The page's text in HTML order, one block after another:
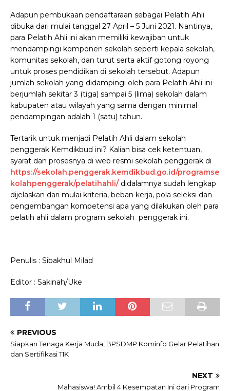
Adapun pembukaan pendaftaraan sebagai Pelatih Ahli
dibuka dari mulai tanggal 27 April – 5 Juni 2021. Nantinya,
para Pelatih Ahli ini akan memiliki kewajiban untuk
mendampingi komponen sekolah seperti kepala sekolah,
komunitas sekolah, dan turut serta aktif gotong royong
untuk proses pendidikan di sekolah tersebut. Adapun
jumlah sekolah yang didampingi oleh para Pelatih Ahli ini
berjumlah sekitar 3 (tiga) sampai 5 (lima) sekolah dalam
kabupaten atau wilayah yang sama dengan minimal
pendampingan adalah 1 (satu) tahun.
Tertarik untuk menjadi Pelatih Ahli dalam sekolah
penggerak Kemdikbud ini? Kalian bisa cek ketentuan,
syarat dan prosesnya di web resmi sekolah penggerak di
https://sekolah.penggerak.kemdikbud.go.id/programse
kolahpenggerak/pelatihahli/didalamnya sudah lengkap
dijelaskan dari mulai kriteria, beban kerja, pola seleksi dan
pengembangan kompetensi apa yang dilakukan oleh para
pelatih ahli dalam program sekolah penggerak ini.
Penulis : Sibakhul Milad
Editor : Sakinah/Uke
PREVIOUS
Siapkan Tenaga Kerja Muda, BPSDMP Kominfo Gelar Pelatihan
dan Sertifikasi TIK
NEXT
Mahasiswa! Ambil 4 Kesempatan Ini dari Program